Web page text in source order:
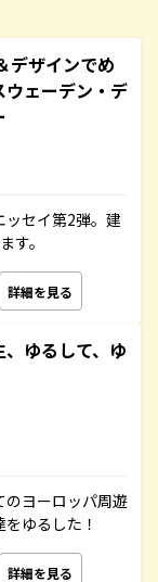
デザインでめ
ウェーデン・デ
ッセイ第2弾。建
す。
詳細を見る
ゆるして、ゆ
のヨーロッパ周遊
ゆるした！
詳細を見る